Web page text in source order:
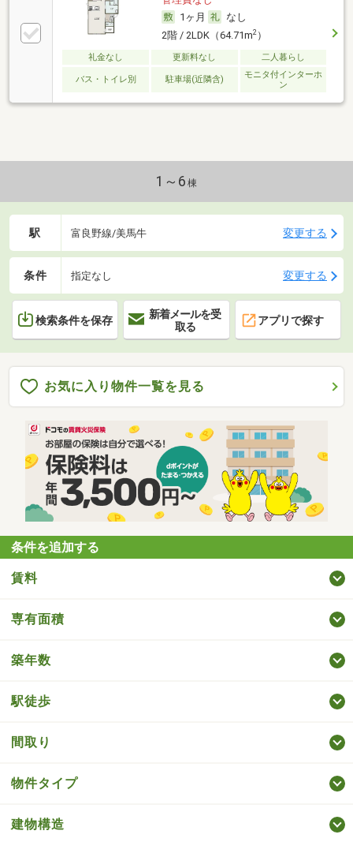
1ヶ月
なし
2階 / 2LDK（64.71m2）
礼金なし 更新料なし 二人暮らし
バス・トイレ別 駐車場(近隣含)
モニタ付インターホ
ン
1～6 棟
駅 富良野線/美馬牛 変更する
条件 指定なし 変更する
検索条件を保存
新着メールを受
取る
アプリで探す
お気に入り物件一覧を見る
条件を追加する
賃料
専有面積
築年数
駅徒歩
間取り
物件タイプ
建物構造